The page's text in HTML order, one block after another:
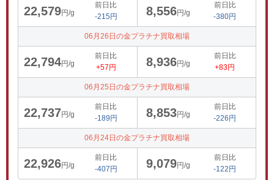
22,579円/g
前日比
-215円
8,556円/g
前日比
-380円
06月26日の金プラチナ買取相場
22,794円/g
前日比
+57円
8,936円/g
前日比
+83円
06月25日の金プラチナ買取相場
22,737円/g
前日比
-189円
8,853円/g
前日比
-226円
06月24日の金プラチナ買取相場
22,926円/g
前日比
-407円
9,079円/g
前日比
-122円